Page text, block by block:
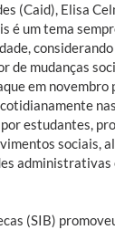
(Caid), Elisa
é um tema
considerando
de mudanças
em novembro
estudantes,
sociais,
administrativas
(SIB)